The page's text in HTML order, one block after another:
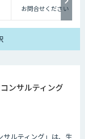
お問合せください
ンサルティング
ルティング」は、生